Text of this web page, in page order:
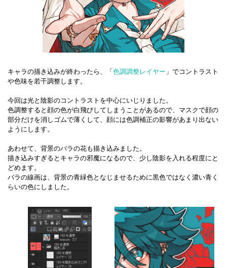
キャラの描き込みが終わったら、「色調調整レイヤー 」でコントラスト
や色味を若干調整します。
今回は光と陰影のコントラストを中心にいじりました。
色調整すると顔の色が白飛びしてしまうことがあるので、マスクで顔の
部分だけを消しゴムで薄くして、顔には色調補正の影響があまり出ない
ようにします。
あわせて、背景のバラの花も描き込みました。
描き込みすぎるとキャラの邪魔になるので、少し陰影を入れる程度にと
どめます。
バラの線画は、背景の青緑色となじませるために黒色ではなく濃い青く
らいの色にしました。